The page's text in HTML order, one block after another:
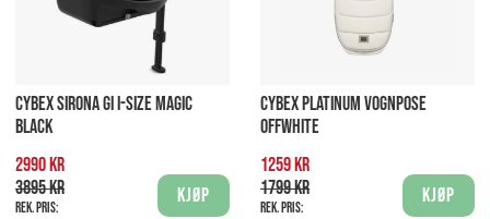
CYBEX SIRONA GI I-SIZE MAGIC
BLACK
2990 kr
3895 kr
Rek. pris:
Kjøp
CYBEX PLATINUM VOGNPOSE
OFFWHITE
1259 kr
1799 kr
Rek. pris:
Kjøp